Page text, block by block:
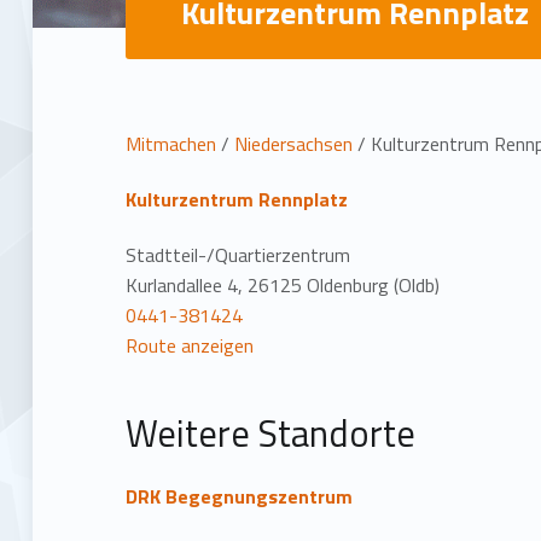
Kulturzentrum Rennplatz
L
o
c
a
i
o
Mitmachen / Niedersachsen / Kulturzentrum
Kulturzentrum Rennplatz
Stadtteil-/Quartierzentrum
Kurlandallee 4, 26125 Oldenburg (Oldb)
0441-381424
Route anzeigen
Weitere Standorte
DRK Begegnungszentrum